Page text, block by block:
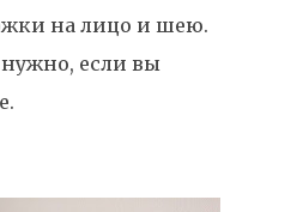
на лицо и шею.
если вы